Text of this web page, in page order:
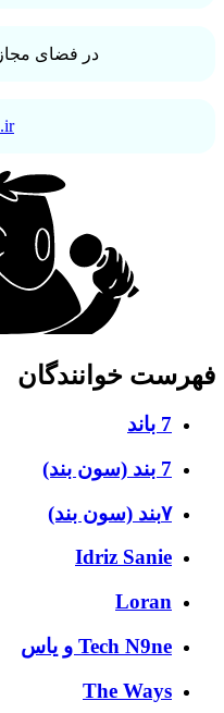
در فضای
فهرست خوانندگان
7 باند
7 بند (سون بند)
۷بند (سون بند)
Idriz Sanie
Loran
Tech N9ne و یاس
The Ways